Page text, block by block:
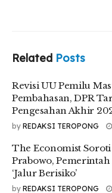
Nah, nilai-nilai
bangsa yang merdeka,
Seiring dengan
diperjuangkan para
mudah untuk
memperjuangkan
Pemahaman generasi
terkandung dalam
Related Posts
Revisi UU Pemilu
Pembahasan, DPR
Pengesahan Akhir
by REDAKSI TEROPONG
The Economist
Prabowo,
‘Jalur Berisiko’
by REDAKSI TEROPONG